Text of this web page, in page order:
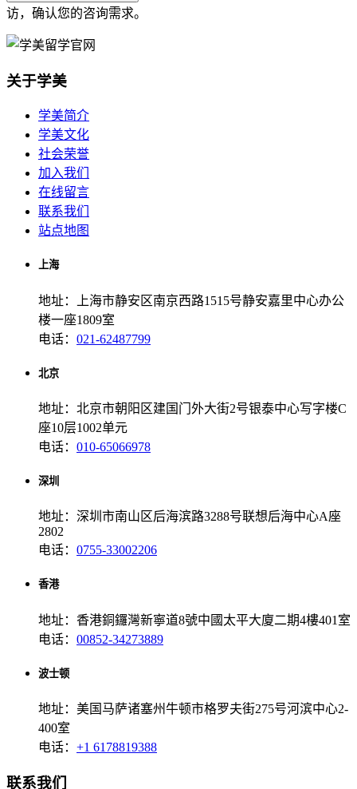
访，确认您的咨询需求。
关于学美
学美简介
学美文化
社会荣誉
加入我们
在线留言
联系我们
站点地图
上海
地址：上海市静安区南京西路1515号静安嘉里中心办公
楼一座1809室
电话： 021-62487799
北京
地址：北京市朝阳区建国门外大街2号银泰中心写字楼C
座10层1002单元
电话： 010-65066978
深圳
地址：深圳市南山区后海滨路3288号联想后海中心A座
2802
电话： 0755-33002206
香港
地址：香港銅鑼灣新寧道8號中國太平大廈二期4樓401室
电话： 00852-34273889
波士顿
地址：美国马萨诸塞州牛顿市格罗夫街275号河滨中心2-
400室
电话： +1 6178819388
联系我们